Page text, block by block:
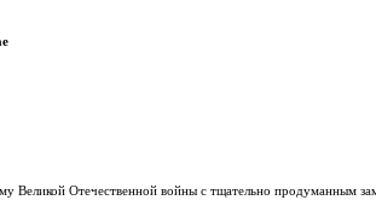
Великой Отечественной войны с тщательно продуманным